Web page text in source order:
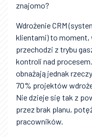
znajomo?
Wdrożenie CRM
klientami) to moment,
przechodzi z trybu
kontroli nad
obnażają jednak
70% projektów
Nie dzieje się tak z
przez brak planu,
pracowników.